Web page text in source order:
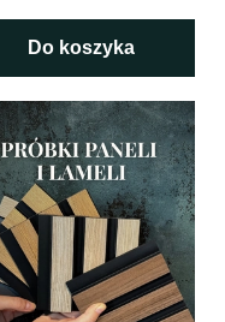
Do koszyka